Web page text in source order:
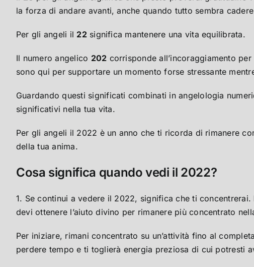
la forza di andare avanti, anche quando tutto sembra
Per gli angeli il 22significa mantenere una vita equilibrata.
Il numero angelico 202 corrisponde all’incoraggiamento
sono qui per supportare un momento forse stressante
Guardando questi significati combinati in angelologia
significativi nella tua vita.
Per gli angeli il 2022 è un anno che ti ricorda di rimanere
della tua anima.
Cosa significa quando vedi il 2022?
1. Se continui a vedere il 2022, significa che ti
devi ottenere l’aiuto divino per rimanere più concentrato
Per iniziare, rimani concentrato su un’attività fino al
perdere tempo e ti toglierà energia preziosa di cui potresti